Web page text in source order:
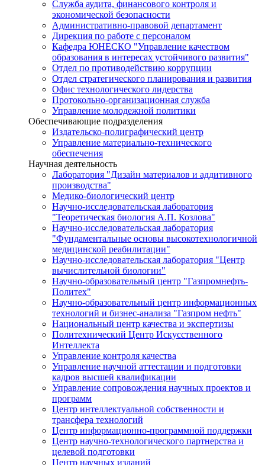
Служба аудита, финансового контроля и
экономической безопасности
Административно-правовой департамент
Дирекция по работе с персоналом
Кафедра ЮНЕСКО "Управление качеством
образования в интересах устойчивого развития"
Отдел по противодействию коррупции
Отдел стратегического планирования и развития
Офис технологического лидерства
Протокольно-организационная служба
Управление молодежной политики
Обеспечивающие подразделения
Издательско-полиграфический центр
Управление материально-технического
обеспечения
Научная деятельность
Лаборатория "Дизайн материалов и аддитивного
производства"
Медико-биологический центр
Научно-исследовательская лаборатория
"Теоретическая биология А.П. Козлова"
Научно-исследовательская лаборатория
"Фундаментальные основы высокотехнологичной
медицинской реабилитации"
Научно-исследовательская лаборатория "Центр
вычислительной биологии"
Научно-образовательный центр "Газпромнефть-
Политех"
Научно-образовательный центр информационных
технологий и бизнес-анализа "Газпром нефть"
Национальный центр качества и экспертизы
Политехнический Центр Искусственного
Интеллекта
Управление контроля качества
Управление научной аттестации и подготовки
кадров высшей квалификации
Управление сопровождения научных проектов и
программ
Центр интеллектуальной собственности и
трансфера технологий
Центр информационно-программной поддержки
Центр научно-технологического партнерства и
целевой подготовки
Центр научных изданий